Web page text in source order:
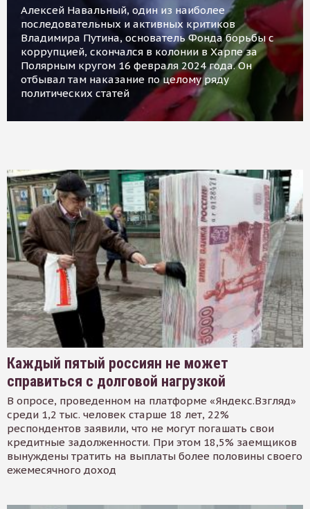
Алексей Навальный, один из наиболее
последовательных и активных критиков
Владимира Путина, основатель Фонда борьбы с
коррупцией, скончался в колонии в Харпе за
Полярным кругом 16 февраля 2024 года. Он
отбывал там наказание по целому ряду
политических статей
Каждый пятый россиян не может
справиться с долговой нагрузкой
В опросе, проведенном на платформе «Яндекс.Взгляд»
среди 1,2 тыс. человек старше 18 лет, 22%
респондентов заявили, что не могут погашать свои
кредитные задолженности. При этом 18,5% заемщиков
вынуждены тратить на выплаты более половины своего
ежемесячного доход